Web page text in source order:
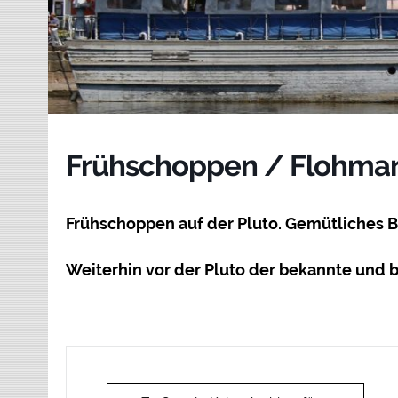
Frühschoppen /
Frühschoppen auf der Pluto. Gemütliches
Weiterhin vor der Pluto der bekannte und